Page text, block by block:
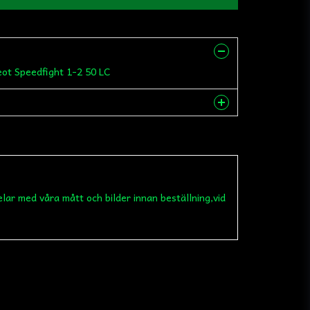
Speedfight 1-2 50 LC
email
med våra mått och bilder innan beställning,vid